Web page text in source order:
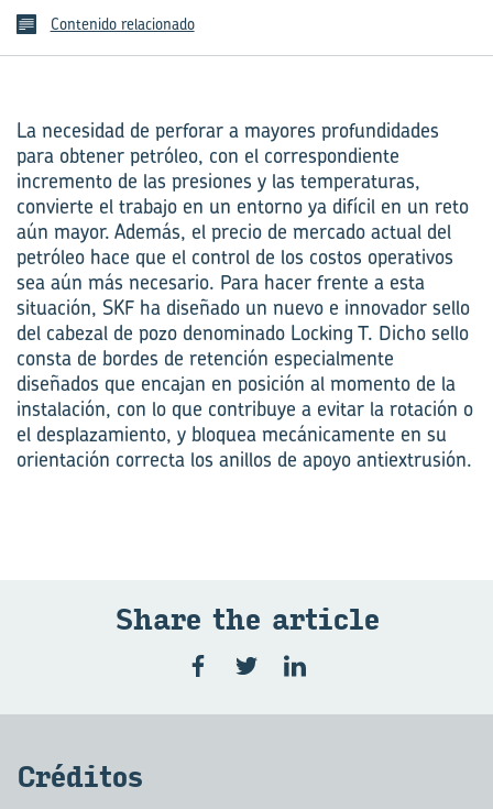
Contenido relacionado
La necesidad de perforar a mayores profundidades
para obtener petróleo, con el correspondiente
incremento de las presiones y las temperaturas,
convierte el trabajo en un entorno ya difícil en un reto
aún mayor. Además, el precio de mercado actual del
petróleo hace que el control de los costos operativos
sea aún más necesario. Para hacer frente a esta
situación, SKF ha diseñado un nuevo e innovador sello
del cabezal de pozo denominado Locking T. Dicho sello
consta de bordes de retención especialmente
diseñados que encajan en posición al momento de la
instalación, con lo que contribuye a evitar la rotación o
el desplazamiento, y bloquea mecánicamente en su
orientación correcta los anillos de apoyo antiextrusión.
Share the ar­ti­cle
Cré­di­tos